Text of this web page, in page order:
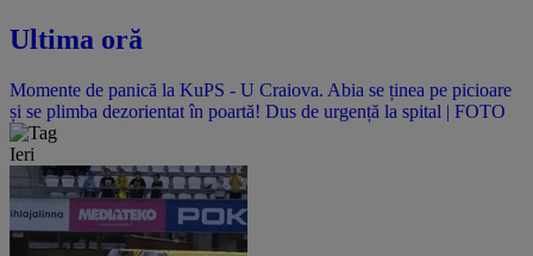
Ultima oră
Momente de panică la KuPS - U Craiova. Abia se ținea pe picioare
și se plimba dezorientat în poartă! Dus de urgență la spital | FOTO
Ieri